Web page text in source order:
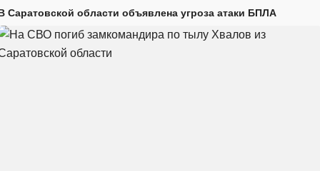
Саратовской области объявлена угроза атаки БПЛА